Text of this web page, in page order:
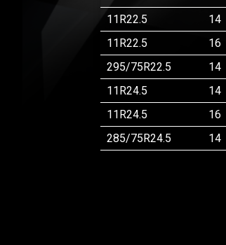
11R22.5
14
11R22.5
16
295/75R22.5
14
11R24.5
14
11R24.5
16
285/75R24.5
14